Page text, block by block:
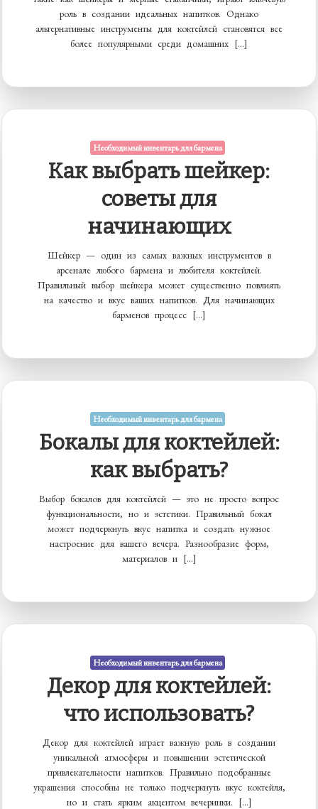
роль в создании идеальных напитков. Однако
альтернативные инструменты для коктейлей становятся все
более популярными среди домашних […]
Необходимый инвентарь для бармена
Как выбрать шейкер:
советы для
начинающих
Шейкер — один из самых важных инструментов в
арсенале любого бармена и любителя коктейлей.
Правильный выбор шейкера может существенно повлиять
на качество и вкус ваших напитков. Для начинающих
барменов процесс […]
Необходимый инвентарь для бармена
Бокалы для коктейлей:
как выбрать?
Выбор бокалов для коктейлей — это не просто вопрос
функциональности, но и эстетики. Правильный бокал
может подчеркнуть вкус напитка и создать нужное
настроение для вашего вечера. Разнообразие форм,
материалов и […]
Необходимый инвентарь для бармена
Декор для коктейлей:
что использовать?
Декор для коктейлей играет важную роль в создании
уникальной атмосферы и повышении эстетической
привлекательности напитков. Правильно подобранные
украшения способны не только подчеркнуть вкус коктейля,
но и стать ярким акцентом вечеринки. […]